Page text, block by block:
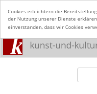
Cookies erleichtern die
der Nutzung unserer Dienste
einverstanden, dass wir Cookies
kunst-und-